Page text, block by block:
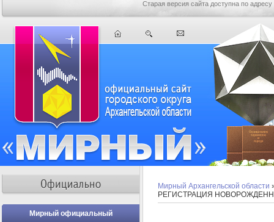
Старая версия сайта доступна по адресу
Мирный официальный
Мирный Архангельской области
РЕГИСТРАЦИЯ